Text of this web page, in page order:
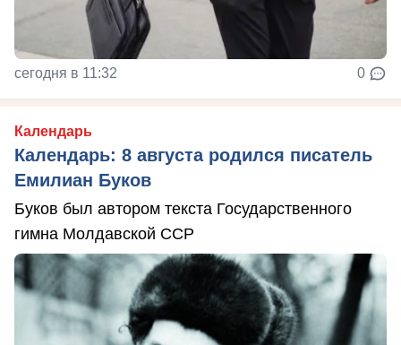
сегодня в 11:32 0
Календарь
Календарь: 8 августа родился писатель
Емилиан Буков
Буков был автором текста Государственного
гимна Молдавской ССР